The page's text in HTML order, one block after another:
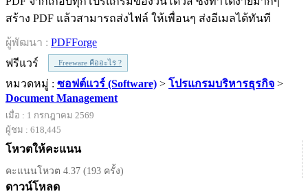
สร้าง PDF แล้วสามารถส่งไฟล์ ให้เพื่อนๆ ส่งอีเมลได้ทันที
ผู้พัฒนา : PDFForge
ฟรีแวร์
Freeware คืออะไร ?
หมวดหมู่ : ซอฟต์แวร์ (Software) > โปรแกรมบริหารธุรกิจ >
Document Management
เมื่อ : 1 กรกฎาคม 2569
ผู้ชม : 618,445
โหวตให้คะแนน
คะแนนโหวต 4.37 (193 ครั้ง)
ดาวน์โหลด